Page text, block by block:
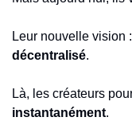
Leur nouvelle vision :
décentralisé.
Là, les créateurs
instantanément.